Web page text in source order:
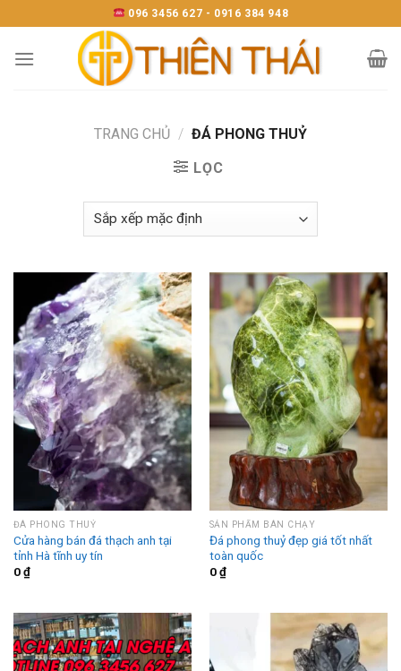
to
content
096 3456 627 - 0916 384 948
TRANG CHỦ / ĐÁ PHONG THUỶ
LỌC
ĐÁ PHONG THUỶ
Cửa hàng bán đá thạch anh tại
tỉnh Hà tĩnh uy tín
0₫
SẢN PHẨM BÁN CHẠY
Đá phong thuỷ đẹp giá tốt nhất
toàn quốc
0₫